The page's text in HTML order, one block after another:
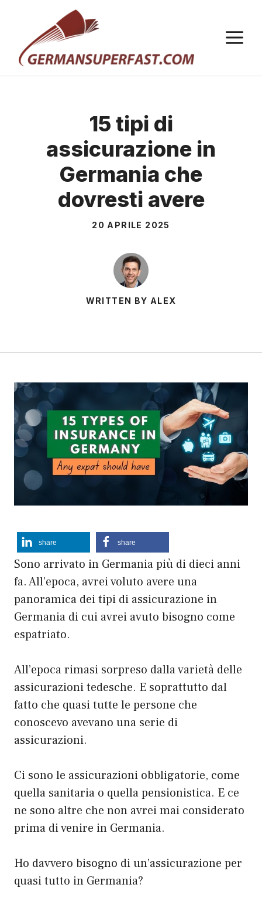
contenuto
15 tipi di
assicurazione in
Germania che
dovresti avere
20 APRILE 2025
WRITTEN BY ALEX
share share
Sono arrivato in Germania più di dieci anni
fa. All’epoca, avrei voluto avere una
panoramica dei tipi di assicurazione in
Germania di cui avrei avuto bisogno come
espatriato.
All’epoca rimasi sorpreso dalla varietà delle
assicurazioni tedesche. E soprattutto dal
fatto che quasi tutte le persone che
conoscevo avevano una serie di
assicurazioni.
Ci sono le assicurazioni obbligatorie, come
quella sanitaria o quella pensionistica. E ce
ne sono altre che non avrei mai considerato
prima di venire in Germania.
Ho davvero bisogno di un’assicurazione per
quasi tutto in Germania?